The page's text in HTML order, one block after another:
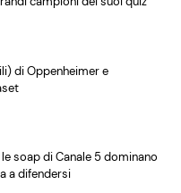
di Oppenheimer e
soap di Canale 5 dominano
a difendersi